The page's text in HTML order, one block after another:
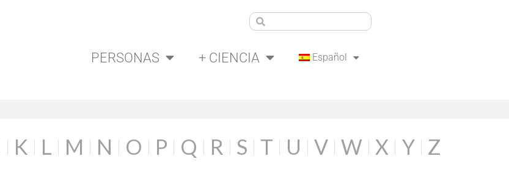
PERSONAS + CIENCIA Español
K L M N O P Q R S T U V W X Y Z